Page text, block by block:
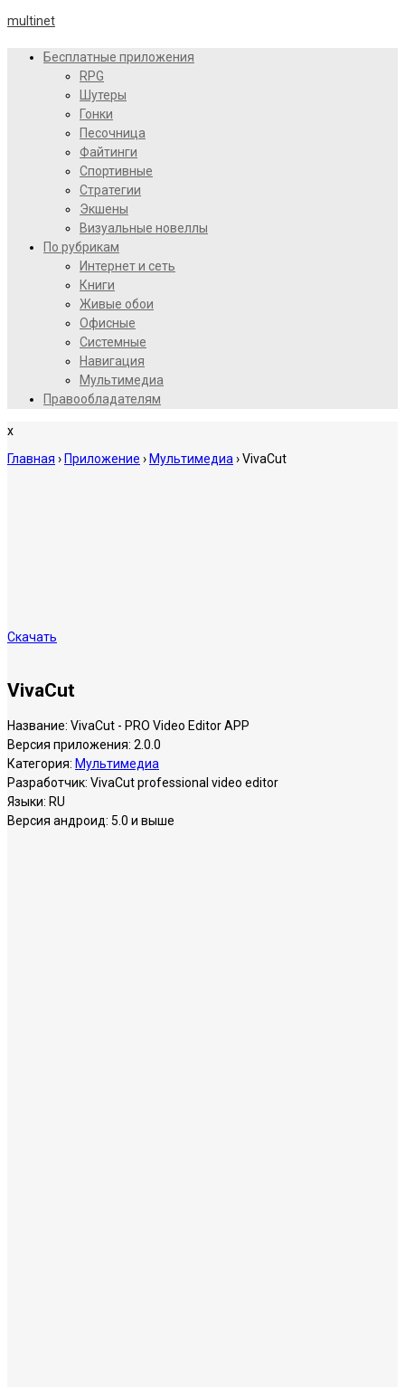
multinet
Бесплатные приложения
RPG
Шутеры
Гонки
Песочница
Файтинги
Спортивные
Стратегии
Экшены
Визуальные новеллы
По рубрикам
Интернет и сеть
Книги
Живые обои
Офисные
Системные
Навигация
Мультимедиа
Правообладателям
x
Главная › Приложение › Мультимедиа ›VivaCut
Скачать
VivaCut
Название: VivaCut - PRO Video Editor APP
Версия приложения: 2.0.0
Категория: Мультимедиа
Разработчик: VivaCut professional video editor
Языки: RU
Версия андроид: 5.0 и выше